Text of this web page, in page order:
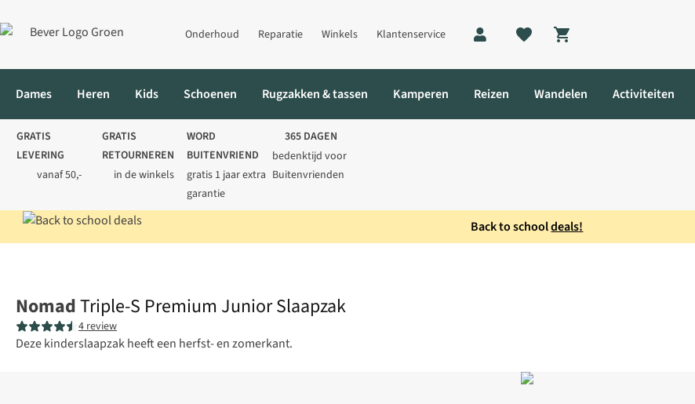
Onderhoud Reparatie Winkels Klantenservice
Shopping cart
Dames Heren Kids Schoenen Rugzakken & tassen Kamperen Reizen Wandelen Activiteiten
GRATIS
LEVERING
vanaf 50,-
GRATIS
RETOURNEREN
in de winkels
WORD
BUITENVRIEND
gratis 1 jaar extra
garantie
365 DAGEN
bedenktijd voor
Buitenvrienden
Back to schooldeals!
NomadTriple-S Premium Junior Slaapzak
4 review
Deze kinderslaapzak heeft een herfst- en zomerkant.